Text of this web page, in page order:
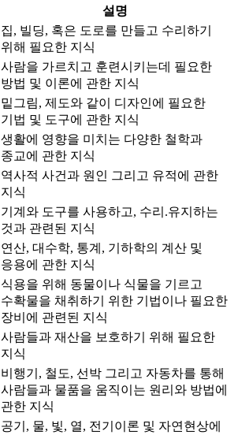
설명
집, 빌딩, 혹은 도로를 만들고 수리하기
위해 필요한 지식
사람을 가르치고 훈련시키는데 필요한
방법 및 이론에 관한 지식
밑그림, 제도와 같이 디자인에 필요한
기법 및 도구에 관한 지식
생활에 영향을 미치는 다양한 철학과
종교에 관한 지식
역사적 사건과 원인 그리고 유적에 관한
지식
기계와 도구를 사용하고, 수리.유지하는
것과 관련된 지식
연산, 대수학, 통계, 기하학의 계산 및
응용에 관한 지식
식용을 위해 동물이나 식물을 기르고
수확물을 채취하기 위한 기법이나 필요한
장비에 관련된 지식
사람들과 재산을 보호하기 위해 필요한
지식
비행기, 철도, 선박 그리고 자동차를 통해
사람들과 물품을 움직이는 원리와 방법에
관한 지식
공기, 물, 빛, 열, 전기이론 및 자연현상에